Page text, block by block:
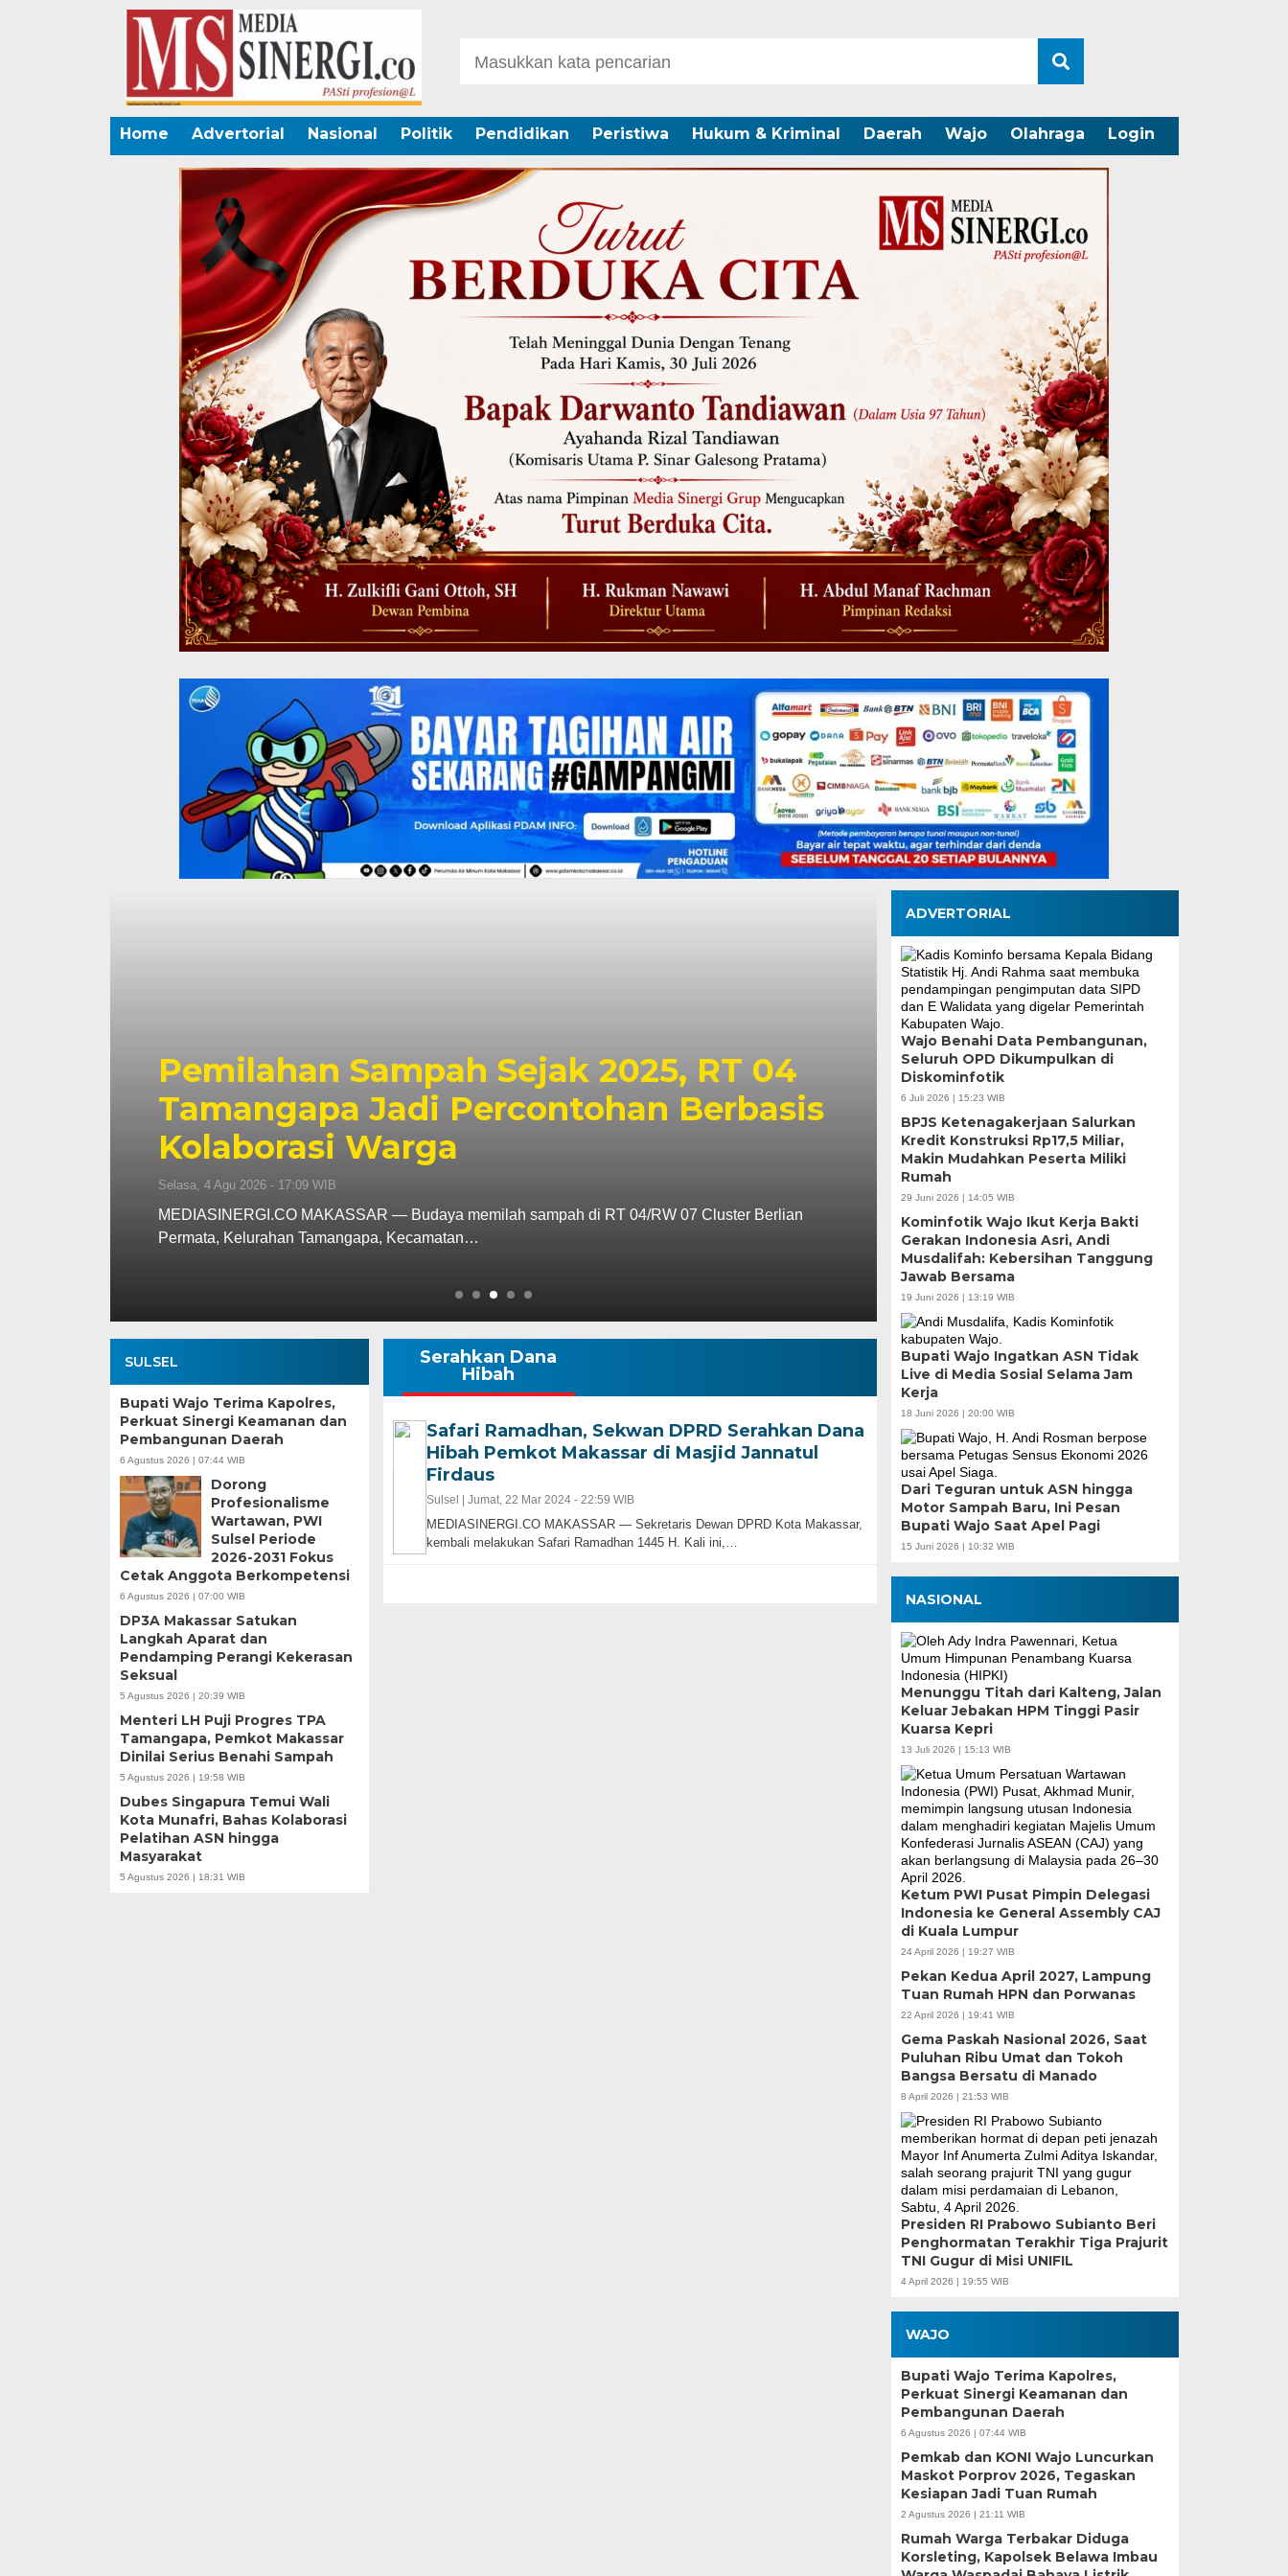
Home Advertorial Nasional Politik Pendidikan Peristiwa Hukum & Kriminal Daerah Wajo Olahraga Login
Pemilahan Sampah Sejak 2025, RT 04
Tamangapa Jadi Percontohan Berbasis
Kolaborasi Warga
Selasa, 4 Agu 2026 - 17:09 WIB
MEDIASINERGI.CO MAKASSAR — Budaya memilah sampah di RT 04/RW 07 Cluster Berlian
Permata, Kelurahan Tamangapa, Kecamatan…
Anggota DPR RI:
Sampah Makassar
Menuju Ekonomi
Selasa, 4 Agu 2026 - 16:23 WIB
MEDIASINERGI.CO MAKASSAR — Anggota
(DPR RI), Andi Muzakkir Aqil, menyatakan
SULSEL
Bupati Wajo Terima Kapolres,
Perkuat Sinergi Keamanan dan
Pembangunan Daerah
6 Agustus 2026 | 07:44 WIB
Dorong
Profesionalisme
Wartawan, PWI
Sulsel Periode
2026-2031 Fokus
Cetak Anggota Berkompetensi
6 Agustus 2026 | 07:00 WIB
DP3A Makassar Satukan
Langkah Aparat dan
Pendamping Perangi Kekerasan
Seksual
5 Agustus 2026 | 20:39 WIB
Menteri LH Puji Progres TPA
Tamangapa, Pemkot Makassar
Dinilai Serius Benahi Sampah
5 Agustus 2026 | 19:58 WIB
Dubes Singapura Temui Wali
Kota Munafri, Bahas Kolaborasi
Pelatihan ASN hingga
Masyarakat
5 Agustus 2026 | 18:31 WIB
Serahkan Dana
Hibah
Safari Ramadhan, Sekwan DPRD Serahkan Dana
Hibah Pemkot Makassar di Masjid Jannatul
Firdaus
Sulsel | Jumat, 22 Mar 2024 - 22:59 WIB
MEDIASINERGI.CO MAKASSAR — Sekretaris Dewan DPRD Kota Makassar,
kembali melakukan Safari Ramadhan 1445 H. Kali ini,…
ADVERTORIAL
Wajo Benahi Data Pembangunan,
Seluruh OPD Dikumpulkan di
Diskominfotik
6 Juli 2026 | 15:23 WIB
BPJS Ketenagakerjaan Salurkan
Kredit Konstruksi Rp17,5 Miliar,
Makin Mudahkan Peserta Miliki
Rumah
29 Juni 2026 | 14:05 WIB
Kominfotik Wajo Ikut Kerja Bakti
Gerakan Indonesia Asri, Andi
Musdalifah: Kebersihan Tanggung
Jawab Bersama
19 Juni 2026 | 13:19 WIB
Bupati Wajo Ingatkan ASN Tidak
Live di Media Sosial Selama Jam
Kerja
18 Juni 2026 | 20:00 WIB
Dari Teguran untuk ASN hingga
Motor Sampah Baru, Ini Pesan
Bupati Wajo Saat Apel Pagi
15 Juni 2026 | 10:32 WIB
NASIONAL
Menunggu Titah dari Kalteng, Jalan
Keluar Jebakan HPM Tinggi Pasir
Kuarsa Kepri
13 Juli 2026 | 15:13 WIB
Ketum PWI Pusat Pimpin Delegasi
Indonesia ke General Assembly CAJ
di Kuala Lumpur
24 April 2026 | 19:27 WIB
Pekan Kedua April 2027, Lampung
Tuan Rumah HPN dan Porwanas
22 April 2026 | 19:41 WIB
Gema Paskah Nasional 2026, Saat
Puluhan Ribu Umat dan Tokoh
Bangsa Bersatu di Manado
8 April 2026 | 21:53 WIB
Presiden RI Prabowo Subianto Beri
Penghormatan Terakhir Tiga Prajurit
TNI Gugur di Misi UNIFIL
4 April 2026 | 19:55 WIB
WAJO
Bupati Wajo Terima Kapolres,
Perkuat Sinergi Keamanan dan
Pembangunan Daerah
6 Agustus 2026 | 07:44 WIB
Pemkab dan KONI Wajo Luncurkan
Maskot Porprov 2026, Tegaskan
Kesiapan Jadi Tuan Rumah
2 Agustus 2026 | 21:11 WIB
Rumah Warga Terbakar Diduga
Korsleting, Kapolsek Belawa Imbau